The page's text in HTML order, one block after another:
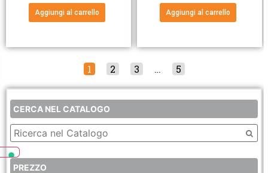
CERCA NEL CATALOGO
PREZZO
Aggiungi al carrello Aggiungi al carrello
1 2 3 … 5